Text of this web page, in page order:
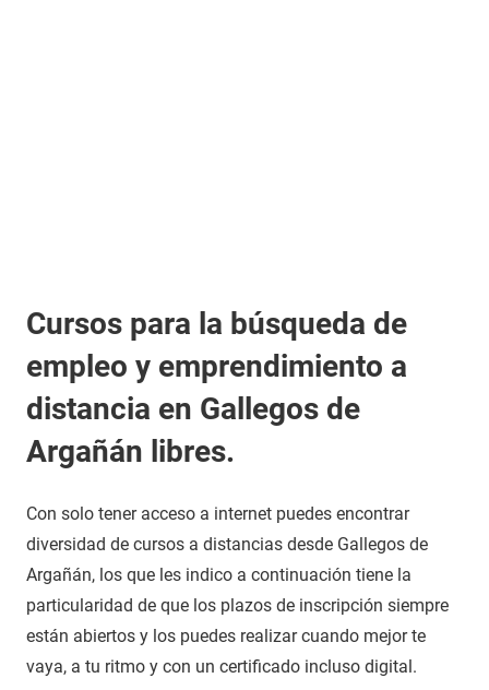
Cursos para la búsqueda de
empleo y emprendimiento a
distancia en Gallegos de
Argañán libres.
Con solo tener acceso a internet puedes encontrar
diversidad de cursos a distancias desde Gallegos de
Argañán, los que les indico a continuación tiene la
particularidad de que los plazos de inscripción siempre
están abiertos y los puedes realizar cuando mejor te
vaya, a tu ritmo y con un certificado incluso digital.